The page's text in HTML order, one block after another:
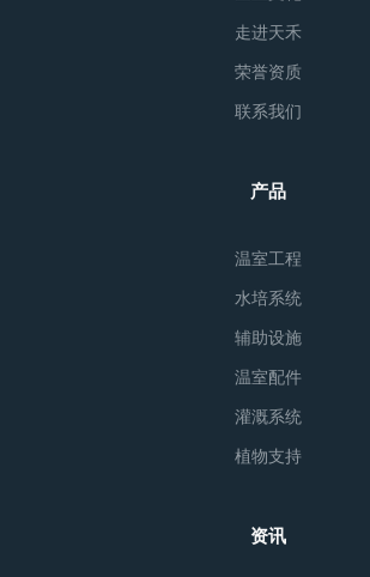
走进天禾
荣誉资质
联系我们
产品
温室工程
水培系统
辅助设施
温室配件
灌溉系统
植物支持
资讯